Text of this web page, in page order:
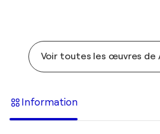
Voir toutes les œuvres de
Information